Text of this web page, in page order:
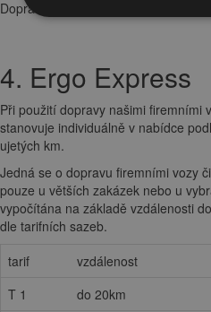
Doprava ZDARMA neodprošťuje od
4. Ergo Express
Při použití dopravy našimi firemními
stanovuje individuálně v nabídce
ujetých km.
Jedná se o dopravu firemními vozy
pouze u větších zakázek nebo u
vypočítána na základě vzdálenosti
dle tarifních sazeb.
tarif
vzdálenost
T 1
do 20km